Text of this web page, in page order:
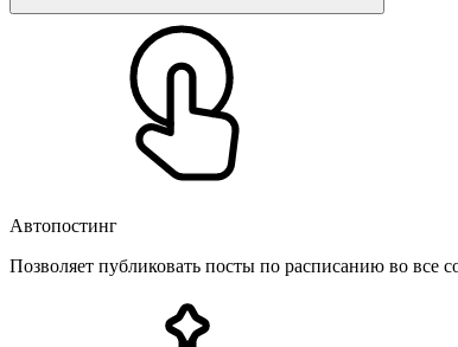
Автопостинг
Позволяет публиковать посты по расписанию во все